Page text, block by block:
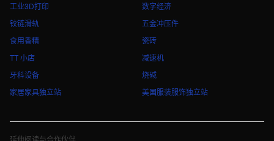
工业3D打印
铰链滑轨
食用香精
TT 小店
牙科设备
家居家具独立站
数字经济
五金冲压件
瓷砖
减速机
烧碱
美国服装服饰独立站
延伸阅读与合作伙伴